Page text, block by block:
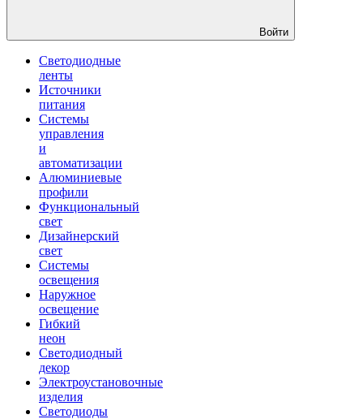
Войти
Светодиодные
ленты
Источники
питания
Системы
управления
и
автоматизации
Алюминиевые
профили
Функциональный
свет
Дизайнерский
свет
Системы
освещения
Наружное
освещение
Гибкий
неон
Светодиодный
декор
Электроустановочные
изделия
Светодиоды